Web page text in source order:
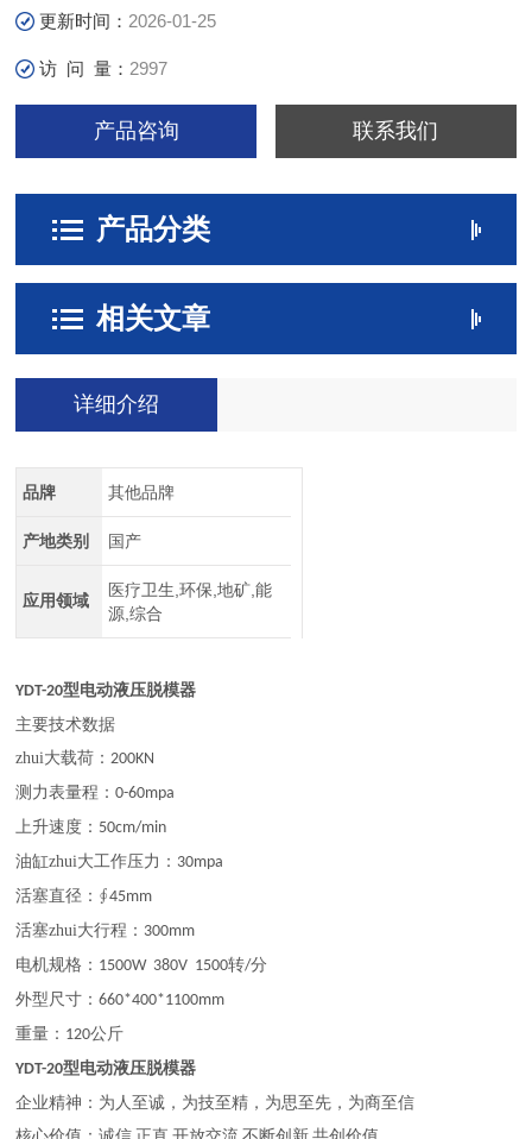
更新时间： 2026-01-25
访 问 量： 2997
产品咨询 联系我们
产品分类
相关文章
详细介绍
品牌 其他品牌
产地类别 国产
应用领域
医疗卫生,环保,地矿,能
源,综合
YDT-20型电动液压脱模器
主要技术数据
zhui大载荷：200KN
测力表量程：0-60mpa
上升速度： 50cm/min
油缸zhui大工作压力： 30mpa
活塞直径： ∮45mm
活塞zhui大行程： 300mm
电机规格： 1500W 380V 1500转/分
外型尺寸：660*400*1100mm
重量： 120公斤
YDT-20型电动液压脱模器
企业精神：为人至诚，为技至精，为思至先，为商至信